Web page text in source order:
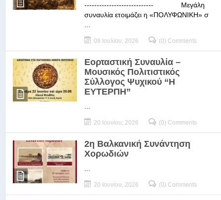
---------------------------- Μεγάλη
συναυλία ετοιμάζει η «ΠΟΛΥΦΩΝΙΚΗ» σ
08 Ιουλίου, 2026 (0) Comments
Εορταστική Συναυλία –
Μουσικός Πολιτιστικός
Σύλλογος Ψυχικού “Η
ΕΥΤΕΡΠΗ”
20 Ιουνίου, 2026 (0) Comments
2η Βαλκανική Συνάντηση
Χορωδιών
20 Ιουνίου, 2026 (0) Comments